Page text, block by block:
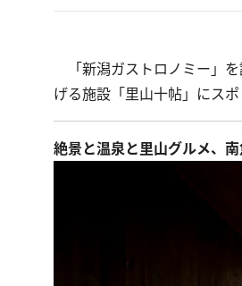
「新潟ガストロノミー」
げる施設「里山十帖」にス
絶景と温泉と里山グルメ、